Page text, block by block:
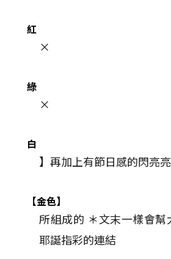
紅
×
綠
×
白
】再加上有節日感的閃亮亮
【金色】
所組成的 ＊文末一樣會幫
耶誕指彩的連結